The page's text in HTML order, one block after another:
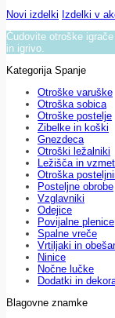
Novi izdelki Izdelki v
Čudovite otroške
in igrivo.
Kategorija Spanje
Otroške varuške
Otroška sobica
Otroške postelje
Zibelke in koški
Gnezdeca
Otroški ležalniki
Ležišča in
Otroška
Posteljne obrobe
Vzglavniki
Odejice
Povijalne plenice
Spalne vreče
Vrtiljaki in
Ninice
Nočne lučke
Dodatki in
Blagovne znamke